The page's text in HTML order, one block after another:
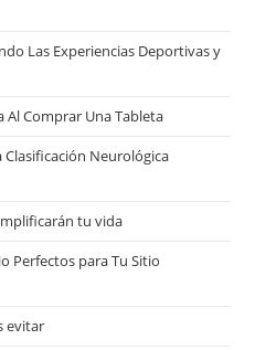
Las Experiencias Deportivas y
Al Comprar Una Tableta
Clasificación Neurológica
tu vida
Perfectos para Tu Sitio
evitar